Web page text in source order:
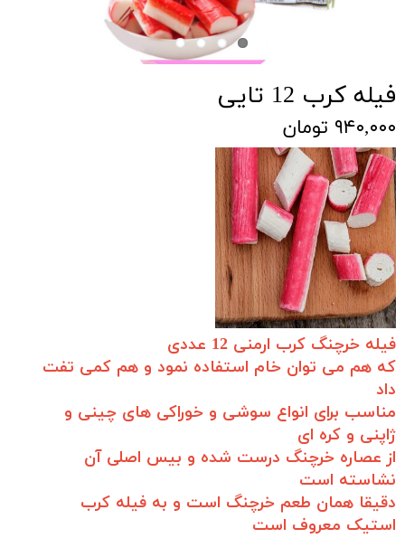
فیله کرب 12 تایی
۹۴۰,۰۰۰ تومان
فیله خرچنگ کرب ارمنی 12 عددی
که هم می توان خام استفاده نمود و هم کمی تفت
داد
مناسب برای انواع سوشی و خوراکی های چینی و
ژاپنی و کره ای
از عصاره خرچنگ درست شده و بیس اصلی آن
نشاسته است
دقیقا همان طعم خرچنگ است و به فیله کرب
استیک معروف است